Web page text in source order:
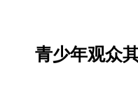
青少年观众其